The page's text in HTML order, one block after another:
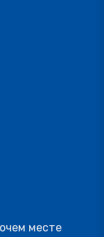
месте